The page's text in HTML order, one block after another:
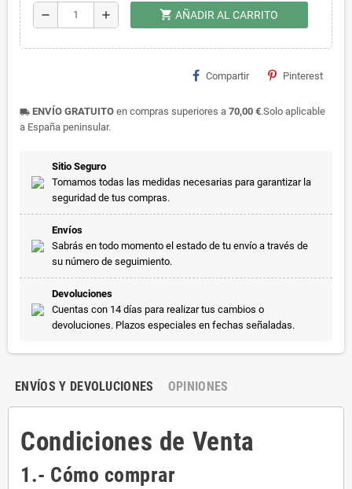
remove add shopping_cart AÑADIR AL CARRITO
Compartir Pinterest
local_shipping ENVÍO GRATUITO en compras superiores a 70,00 €.Solo aplicable
a España peninsular.
Sitio Seguro
Tomamos todas las medidas necesarias para garantizar la
seguridad de tus compras.
Envíos
Sabrás en todo momento el estado de tu envío a través de
su número de seguimiento.
Devoluciones
Cuentas con 14 días para realizar tus cambios o
devoluciones. Plazos especiales en fechas señaladas.
ENVÍOS Y DEVOLUCIONES OPINIONES
Condiciones de Venta
1.- Cómo comprar